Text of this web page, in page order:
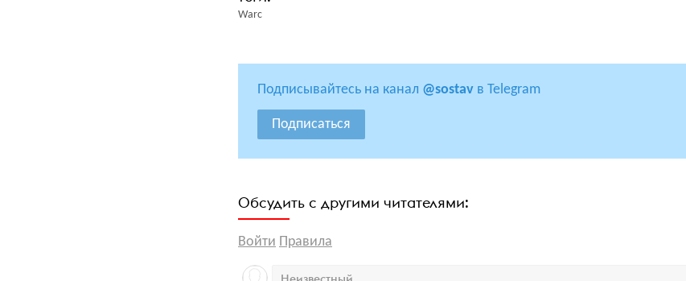
Warc
Подписывайтесь на канал @sostav в Telegram
Подписаться
Обсудить с другими читателями:
Войти Правила